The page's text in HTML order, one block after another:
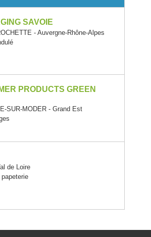
SAVOIE
- Auvergne-Rhône-Alpes
PRODUCTS GREEN
SUR-MODER - Grand Est
de Loire